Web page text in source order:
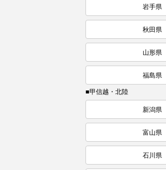
岩手県
秋田県
山形県
福島県
■甲信越・北陸
新潟県
富山県
石川県